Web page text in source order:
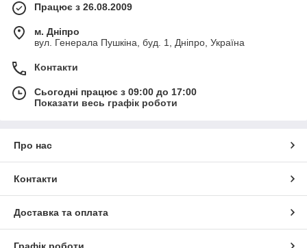
Працює з 26.08.2009
м. Дніпро
вул. Генерала Пушкіна, буд. 1, Дніпро, Україна
Контакти
Сьогодні працює з 09:00 до 17:00
Показати весь графік роботи
Про нас
Контакти
Доставка та оплата